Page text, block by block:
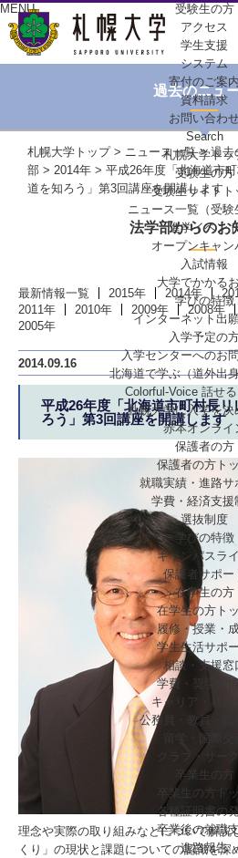
MENU
受験生の方
アクセス
学生支援
システム
寄付のご案内
資料請求
お問い合わ
Search
札幌大学トッ
受験生の方
受験生サイトト
ニュース一覧（受験
進学イベン
オープンキャン
入試情報
大学でかかる
学びの特徴
インターネット出
入学予定の
入学センターへのお
北海道で学ぶ（道外出
Colorful-Voice 話せる
札幌大学に入学を決
赤本オンライ
保護者の方
保護者の方ト
就職実績・進路サ
学費・経済支援
選抜制度
学びの特徴
キャンパスラ
保護者サポー
在学生の方
在学生の方ト
履修・授業・
学生生活サポ
相談・支援窓
学費・奨学金
キャリア・就職
公務員・教員・資
留学・国際交流
クラブ・サー
卒業生の方
卒業生の方ト
各種証明書の
卒業後の就職
進路報告
過去のニュ
札幌大学トップ> ニュース一覧>過去
部 > 2014年 > 平成26年度「北海道市
道を知ろう」第3回講座を開講します
法学部からのお
最新情報一覧 2015年 2014年
2011年
2010年 2009年 2008年
2005年
2014.09.16
平成26年度「北海道市町村長
ろう」第3回講座を開講します
理念や実際の取り組みなどについて解説
くり」の現状と課題についての認識を